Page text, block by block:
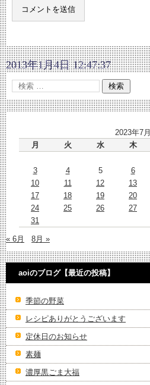
2013年1月4日 12:47:37
2023年7月
月
火 水 木
3
4 5 6
10
11 12 13
17
18 19 20
24
25 26 27
31
« 6月 8月 »
aoiのブログ【最近の投稿】
季節の野菜
レシピありがとうございます
定休日のお知らせ
素麺
濃厚黒ごま大福